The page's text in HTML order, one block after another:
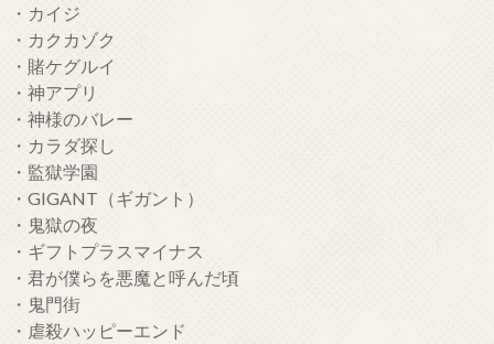
・カイジ
・カクカゾク
・賭ケグルイ
・神アプリ
・神様のバレー
・カラダ探し
・監獄学園
・GIGANT（ギガント）
・鬼獄の夜
・ギフトプラスマイナス
・君が僕らを悪魔と呼んだ頃
・鬼門街
・虐殺ハッピーエンド